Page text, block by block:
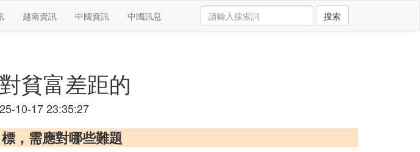
越南資訊 中國資訊 中國訊息 搜索
貧富差距的
10-17 23:35:27
，需應對哪些難題